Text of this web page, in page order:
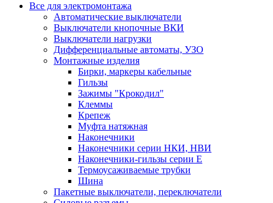
Все для электромонтажа
Автоматические выключатели
Выключатели кнопочные ВКИ
Выключатели нагрузки
Дифференциальные автоматы, УЗО
Монтажные изделия
Бирки, маркеры кабельные
Гильзы
Зажимы "Крокодил"
Клеммы
Крепеж
Муфта натяжная
Наконечники
Наконечники серии НКИ, НВИ
Наконечники-гильзы серии Е
Термоусаживаемые трубки
Шина
Пакетные выключатели, переключатели